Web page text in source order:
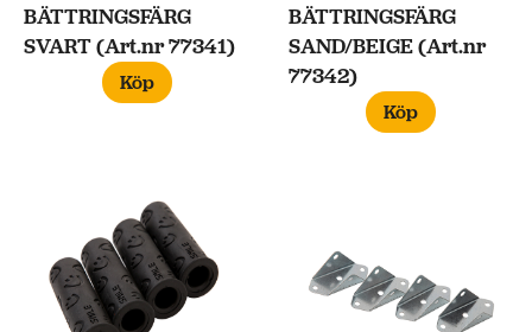
BÄTTRINGSFÄRG
SAND/BEIGE (Art.nr
77342)
Köp
BÄTTRINGSFÄRG
SVART (Art.nr 77341)
Köp